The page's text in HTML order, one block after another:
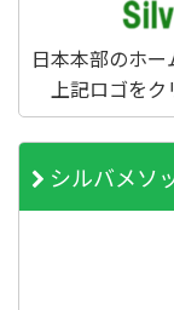
日本本部のホー
上記ロゴをク
シルバメソ